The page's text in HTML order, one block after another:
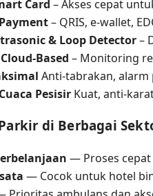
Card – Akses cepat
– QRIS, e-wallet,
& Loop Detector–
Based – Monitoring
Anti-tabrakan, alarm
Pesisir Kuat, anti-
di Berbagai
— Proses
— Cocok untuk hotel